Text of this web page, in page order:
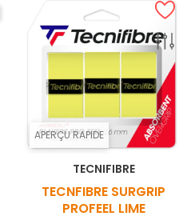
APERÇU RAPIDE
TECNIFIBRE
TECNFIBRE SURGRIP
PROFEEL LIME